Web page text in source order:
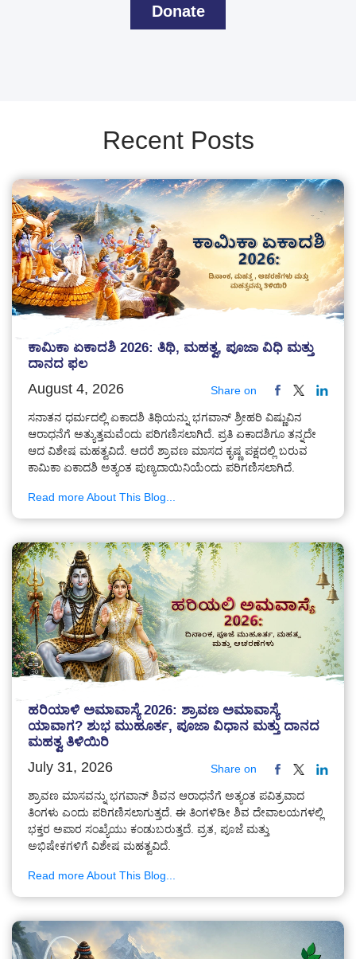
Donate
Recent Posts
ಕಾಮಿಕಾ ಏಕಾದಶಿ 2026: ತಿಥಿ, ಮಹತ್ವ, ಪೂಜಾ ವಿಧಿ ಮತ್ತು
ದಾನದ ಫಲ
August 4, 2026 Share on
ಸನಾತನ ಧರ್ಮದಲ್ಲಿ ಏಕಾದಶಿ ತಿಥಿಯನ್ನು ಭಗವಾನ್ ಶ್ರೀಹರಿ ವಿಷ್ಣುವಿನ
ಆರಾಧನೆಗೆ ಅತ್ಯುತ್ತಮವೆಂದು ಪರಿಗಣಿಸಲಾಗಿದೆ. ಪ್ರತಿ ಏಕಾದಶಿಗೂ ತನ್ನದೇ
ಆದ ವಿಶೇಷ ಮಹತ್ವವಿದೆ. ಆದರೆ ಶ್ರಾವಣ ಮಾಸದ ಕೃಷ್ಣ ಪಕ್ಷದಲ್ಲಿ ಬರುವ
ಕಾಮಿಕಾ ಏಕಾದಶಿ ಅತ್ಯಂತ ಪುಣ್ಯದಾಯಿನಿಯೆಂದು ಪರಿಗಣಿಸಲಾಗಿದೆ.
Read more About This Blog...
ಹರಿಯಾಳಿ ಅಮಾವಾಸ್ಯೆ 2026: ಶ್ರಾವಣ ಅಮಾವಾಸ್ಯೆ
ಯಾವಾಗ? ಶುಭ ಮುಹೂರ್ತ, ಪೂಜಾ ವಿಧಾನ ಮತ್ತು ದಾನದ
ಮಹತ್ವ ತಿಳಿಯಿರಿ
July 31, 2026 Share on
ಶ್ರಾವಣ ಮಾಸವನ್ನು ಭಗವಾನ್ ಶಿವನ ಆರಾಧನೆಗೆ ಅತ್ಯಂತ ಪವಿತ್ರವಾದ
ತಿಂಗಳು ಎಂದು ಪರಿಗಣಿಸಲಾಗುತ್ತದೆ. ಈ ತಿಂಗಳಿಡೀ ಶಿವ ದೇವಾಲಯಗಳಲ್ಲಿ
ಭಕ್ತರ ಅಪಾರ ಸಂಖ್ಯೆಯು ಕಂಡುಬರುತ್ತದೆ. ವ್ರತ, ಪೂಜೆ ಮತ್ತು
ಅಭಿಷೇಕಗಳಿಗೆ ವಿಶೇಷ ಮಹತ್ವವಿದೆ.
Read more About This Blog...